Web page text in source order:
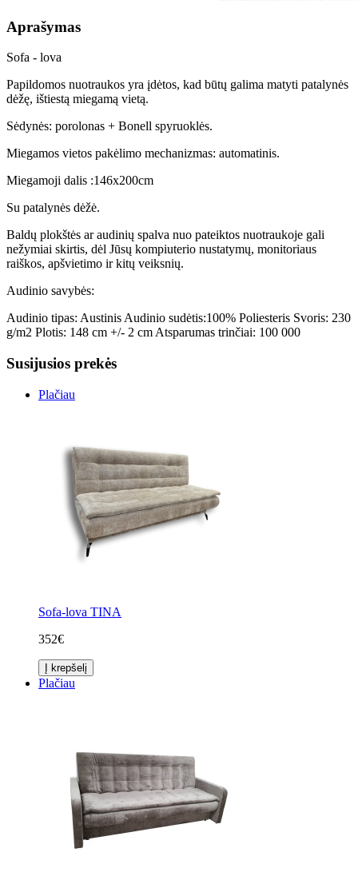
Aprašymas
Sofa - lova
Papildomos nuotraukos yra įdėtos, kad būtų galima matyti patalynės
dėžę, ištiestą miegamą vietą.
Sėdynės: porolonas + Bonell spyruoklės.
Miegamos vietos pakėlimo mechanizmas: automatinis.
Miegamoji dalis :146x200cm
Su patalynės dėžė.
Baldų plokštės ar audinių spalva nuo pateiktos nuotraukoje gali
nežymiai skirtis, dėl Jūsų kompiuterio nustatymų, monitoriaus
raiškos, apšvietimo ir kitų veiksnių.
Audinio savybės:
Audinio tipas: Austinis Audinio sudėtis:100% Poliesteris Svoris: 230
g/m2 Plotis: 148 cm +/- 2 cm Atsparumas trinčiai: 100 000
Susijusios prekės
Plačiau
Sofa-lova TINA
352€
Į krepšelį
Plačiau